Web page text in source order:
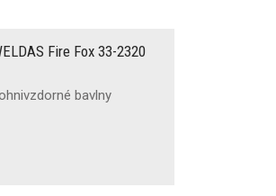
Fire Fox 33-2320
bavlny